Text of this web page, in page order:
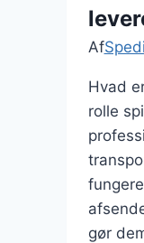
Af
Hvad
rolle
gør